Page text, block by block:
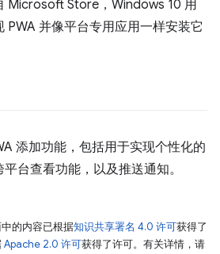
Microsoft Store，Windows 10 用
PWA 并像平台专用应用一样安装它
添加功能，包括用于实现个性化的
台查看功能，以及推送通知。
的内容已根据知识共享署名 4.0 许可获得了
Apache 2.0 许可获得了许可。有关详情，请